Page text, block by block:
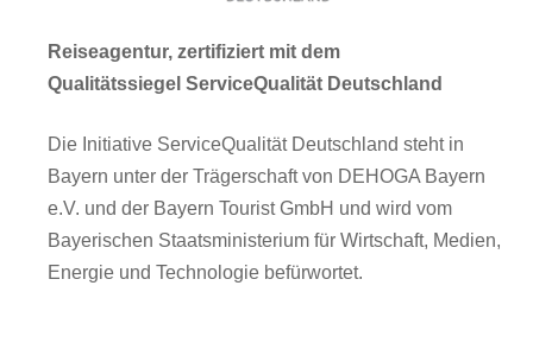
Reiseagentur, zertifiziert mit dem
Qualitätssiegel ServiceQualität Deutschland
Die Initiative ServiceQualität Deutschland steht in
Bayern unter der Trägerschaft von DEHOGA Bayern
e.V. und der Bayern Tourist GmbH und wird vom
Bayerischen Staatsministerium für Wirtschaft, Medien,
Energie und Technologie befürwortet.